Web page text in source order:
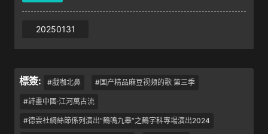
20250131
標簽: #戲咖北鼻 #国产精品麻豆视频的歌 第三季
#詩畫中國·江河萬古流
#德雲社綱絲節係列演出“鶴鳴九皋”之鶴字科專場演出2024